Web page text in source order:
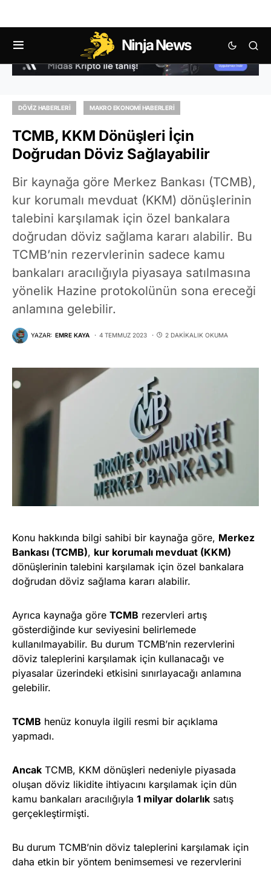
Ninja News
DÖVIZ HABERLERI MAKRO EKONOMI HABERLERI
TCMB, KKM Dönüşleri İçin
Doğrudan Döviz Sağlayabilir
Bir kaynağa göre Merkez Bankası (TCMB),
kur korumalı mevduat (KKM) dönüşlerinin
talebini karşılamak için özel bankalara
doğrudan döviz sağlama kararı alabilir. Bu
TCMB’nin rezervlerinin sadece kamu
bankaları aracılığıyla piyasaya satılmasına
yönelik Hazine protokolünün sona ereceği
anlamına gelebilir.
YAZAR: EMRE KAYA 4 TEMMUZ 2023 2 DAKIKALIK OKUMA
Konu hakkında bilgi sahibi bir kaynağa göre, Merkez
Bankası (TCMB), kur korumalı mevduat (KKM)
dönüşlerinin talebini karşılamak için özel bankalara
doğrudan döviz sağlama kararı alabilir.
Ayrıca kaynağa göre TCMB rezervleri artış
gösterdiğinde kur seviyesini belirlemede
kullanılmayabilir. Bu durum TCMB’nin rezervlerini
döviz taleplerini karşılamak için kullanacağı ve
piyasalar üzerindeki etkisini sınırlayacağı anlamına
gelebilir.
TCMB henüz konuyla ilgili resmi bir açıklama
yapmadı.
Ancak TCMB, KKM dönüşleri nedeniyle piyasada
oluşan döviz likidite ihtiyacını karşılamak için dün
kamu bankaları aracılığıyla 1 milyar dolarlık satış
gerçekleştirmişti.
Bu durum TCMB’nin döviz taleplerini karşılamak için
daha etkin bir yöntem benimsemesi ve rezervlerini